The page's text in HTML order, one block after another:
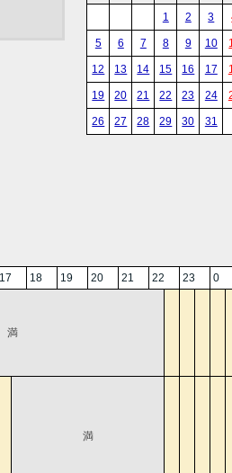
1
2 3
5 6 7 8 9 10
12 13 14 15 16 17
19 20 21 22 23 24
26 27 28 29 30 31
17 18 19 20 21 22 23 0
満
満